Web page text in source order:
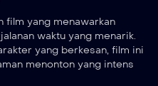
film yang menawarkan
waktu yang menarik.
yang berkesan, film ini
menonton yang intens